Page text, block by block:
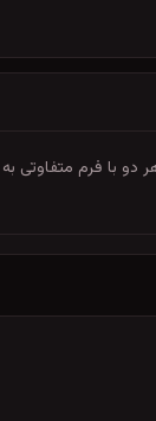
هم قرار می دهد؛ هر